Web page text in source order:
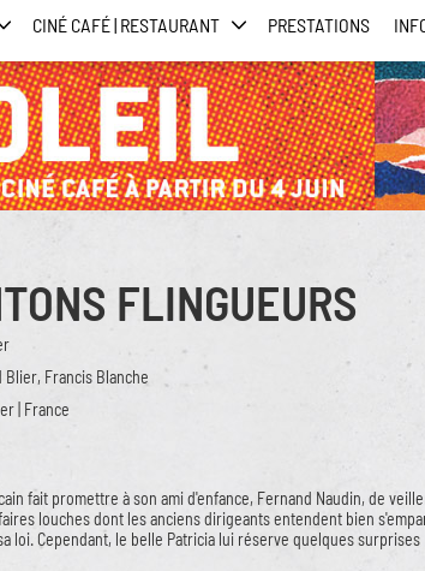
CINÉ CAFÉ | RESTAURANT PRESTATIONS
FLINGUEURS
Francis Blanche
| France
fait promettre à son ami d'enfance, Fernand Naudin, de
louches dont les anciens dirigeants entendent bien
loi. Cependant, le belle Patricia lui réserve quelques surprises